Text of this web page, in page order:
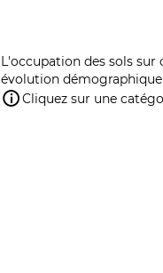
L'occupation des sols
évolution
Cliquez sur une